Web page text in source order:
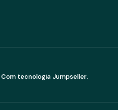
Com tecnologia Jumpseller.